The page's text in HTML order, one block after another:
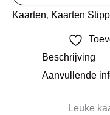
Kaarten Kaarten
Beschrijving
Aanvullende
Leuke